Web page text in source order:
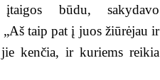
įtaigos būdu, sakydavo
„Aš taip pat į juos žiūrėjau ir
kenčia, ir kuriems reikia